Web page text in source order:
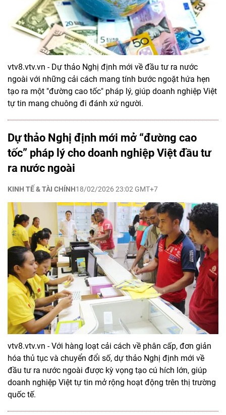
vtv8.vtv.vn - Dự thảo Nghị định mới về đầu tư ra nước
ngoài với những cải cách mang tính bước ngoặt hứa hẹn
tạo ra một "đường cao tốc" pháp lý, giúp doanh nghiệp Việt
tự tin mang chuông đi đánh xứ người.
Dự thảo Nghị định mới mở “đường cao
tốc” pháp lý cho doanh nghiệp Việt đầu tư
ra nước ngoài
KINH TẾ & TÀI CHÍNH18/02/2026 23:02 GMT+7
vtv8.vtv.vn - Với hàng loạt cải cách về phân cấp, đơn giản
hóa thủ tục và chuyển đổi số, dự thảo Nghị định mới về
đầu tư ra nước ngoài được kỳ vọng tạo cú hích lớn, giúp
doanh nghiệp Việt tự tin mở rộng hoạt động trên thị trường
quốc tế.